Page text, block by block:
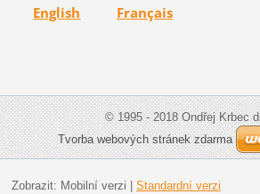
English Français
© 1995 - 2018 Ondřej Krbec
Tvorba webových stránek zdarma
Zobrazit: Mobilní verzi Standardní verzi